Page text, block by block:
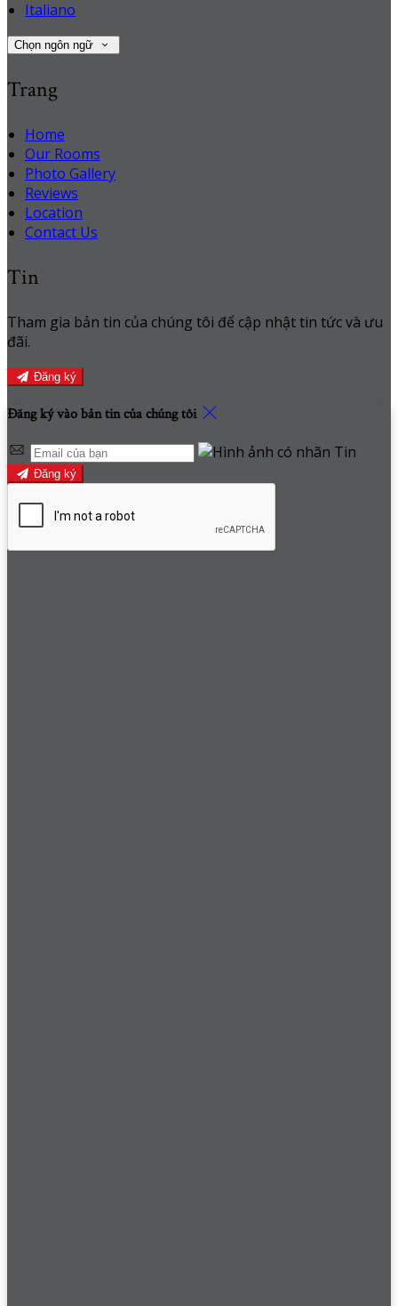
Italiano
Chọn ngôn ngữ
Trang
Home
Our Rooms
Photo Gallery
Reviews
Location
Contact Us
Tin
Tham gia bản tin của chúng tôi để cập nhật tin tức và ưu
đãi.
Đăng ký
Đăng ký vào bản tin của chúng tôi
Đăng ký